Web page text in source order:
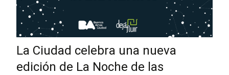
La Ciudad celebra una nueva
edición de La Noche de las